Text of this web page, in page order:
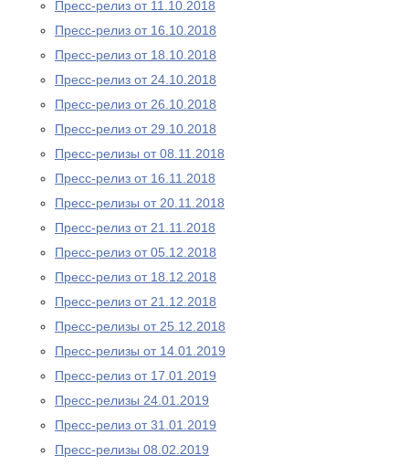
Пресс-релиз от 11.10.2018
Пресс-релиз от 16.10.2018
Пресс-релиз от 18.10.2018
Пресс-релиз от 24.10.2018
Пресс-релиз от 26.10.2018
Пресс-релиз от 29.10.2018
Пресс-релизы от 08.11.2018
Пресс-релиз от 16.11.2018
Пресс-релизы от 20.11.2018
Пресс-релиз от 21.11.2018
Пресс-релиз от 05.12.2018
Пресс-релиз от 18.12.2018
Пресс-релиз от 21.12.2018
Пресс-релизы от 25.12.2018
Пресс-релизы от 14.01.2019
Пресс-релиз от 17.01.2019
Пресс-релизы 24.01.2019
Пресс-релиз от 31.01.2019
Пресс-релизы 08.02.2019